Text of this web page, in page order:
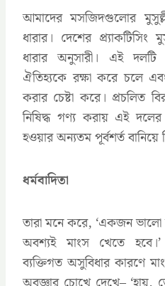
আমাদের মসজিদগুলোর
ধারার। দেশের
ধারার অনুসারী। এই
ঐতিহ্যকে রক্ষা করে চলে
করার চেষ্টা করে। প্রচলিত
নিষিদ্ধ গণ্য করায় এই
হওয়ার অন্যতম পূর্বশর্ত বানিয়ে
ধর্মবাদিতা
তারা মনে করে, ‘একজন
অবশ্যই মাংস খেতে
ব্যক্তিগত অসুবিধার কারণে